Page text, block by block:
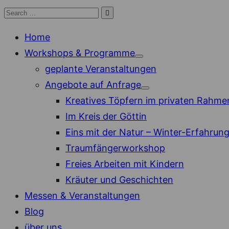
Skip
content
Search

Search
Home
Workshops & Programme
Show
sub
menu
geplante Veranstaltungen
Angebote auf Anfrage
Show
sub
menu
Kreatives Töpfern im privaten
Im Kreis der Göttin
Eins mit der Natur – Winter-Erfahrung
Traumfängerworkshop
Freies Arbeiten mit Kindern
Kräuter und Geschichten
Messen & Veranstaltungen
Blog